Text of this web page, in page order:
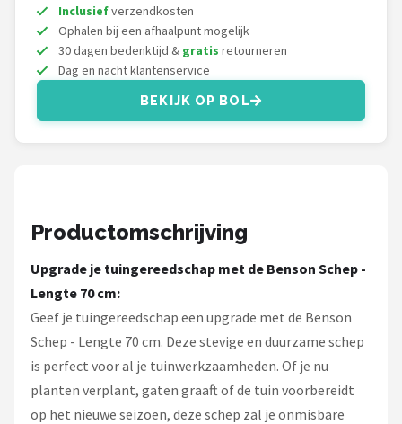
Husqvarna
Bosch
Synx Tools
Fiskars
Alle merken →
Inclusiefverzendkosten
Ophalen bij een afhaalpunt mogelijk
30 dagen bedenktijd & gratis retourneren
Dag en nacht klantenservice
BEKIJK OP BOL
Productomschrijving
Upgrade je tuingereedschap met de Benson Schep -
Lengte 70 cm:
Geef je tuingereedschap een upgrade met de Benson
Schep - Lengte 70 cm. Deze stevige en duurzame schep
is perfect voor al je tuinwerkzaamheden. Of je nu
planten verplant, gaten graaft of de tuin voorbereidt
op het nieuwe seizoen, deze schep zal je onmisbare